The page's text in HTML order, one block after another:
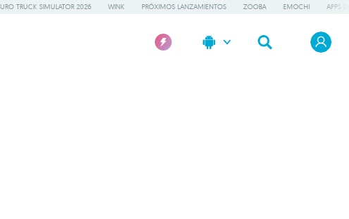
TRUCK SIMULATOR 2026 WINK PRÓXIMOS LANZAMIENTOS ZOOBA EMOCHI APPS